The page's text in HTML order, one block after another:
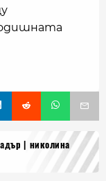
николина